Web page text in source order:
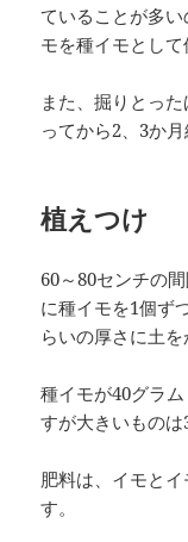
ていることが多
モを種イモとして
また、掘りとっ
ってから2、3か
植えつけ
60～80センチの
に種イモを1個ず
らいの厚さに土を
種イモが40グラ
すが大きいものは
肥料は、イモと
す。